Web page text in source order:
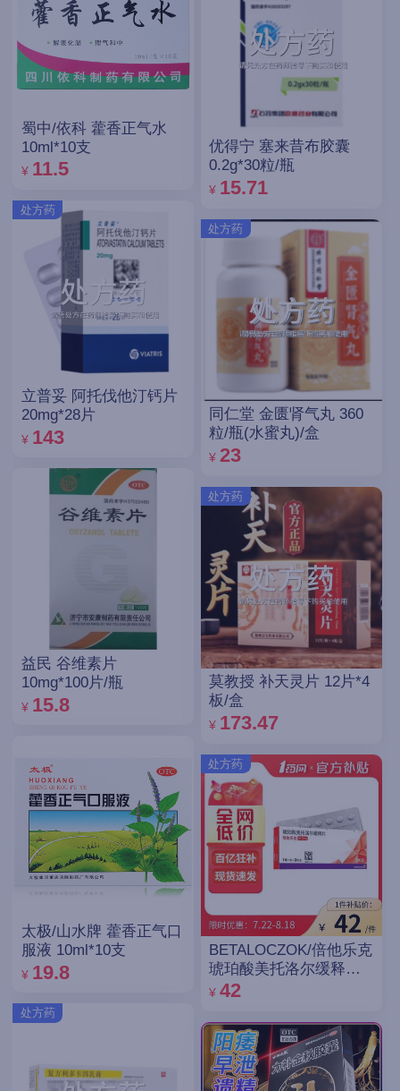
蜀中/依科 藿香正气水
10ml*10支
¥ 11.5
处方药
立普妥 阿托伐他汀钙片
20mg*28片
¥ 143
益民 谷维素片
10mg*100片/瓶
¥ 15.8
太极/山水牌 藿香正气口
服液 10ml*10支
¥ 19.8
处方药
优得宁 塞来昔布胶囊
0.2g*30粒/瓶
¥ 15.71
处方药
同仁堂 金匮肾气丸 360
粒/瓶(水蜜丸)/盒
¥ 23
处方药
莫教授 补天灵片 12片*4
板/盒
¥ 173.47
处方药
BETALOCZOK/倍他乐克
琥珀酸美托洛尔缓释片
47.5mg*14片*2板
¥ 42